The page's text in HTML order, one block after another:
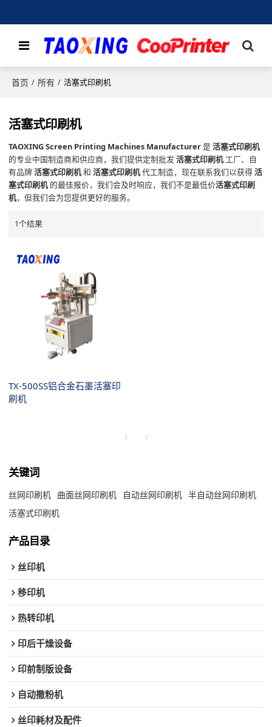
首页 / 所有 / 活塞式印刷机
活塞式印刷机
TAOXING Screen Printing Machines Manufacturer是活塞式印刷机
的专业中国制造商和供应商，我们提供定制批发活塞式印刷机 工厂、自
有品牌活塞式印刷机和活塞式印刷机代工制造，现在联系我们以获得活
塞式印刷机 的最佳报价，我们会及时响应，我们不是最低价活塞式印刷
机，但我们会为您提供更好的服务。
1个结果
TX-500SS铝合金石墨活塞印
刷机
关键词
丝网印刷机 曲面丝网印刷机 自动丝网印刷机 半自动丝网印刷机
活塞式印刷机
产品目录
丝印机
移印机
热转印机
印后干燥设备
印前制版设备
自动撒粉机
丝印耗材及配件